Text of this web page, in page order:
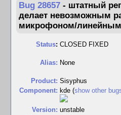
Bug 28657 - штатный
делает невозможным
микрофоном/
Status: CLOSED FIXED
Alias: None
Product: Sisyphus
Component: kde (show other
Version: unstable